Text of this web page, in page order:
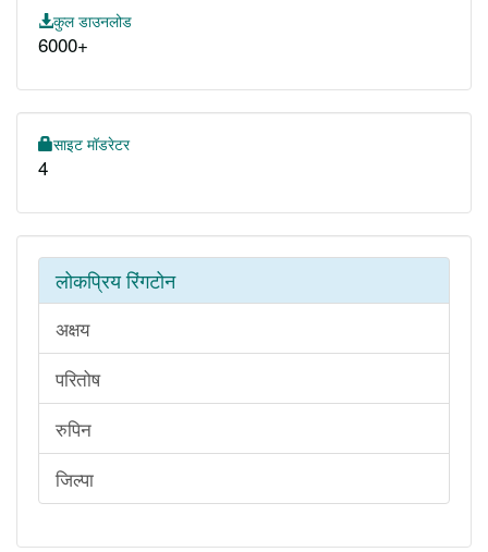
कुल डाउनलोड
6000+
साइट मॉडरेटर
4
लोकप्रिय रिंगटोन
अक्षय
परितोष
रुपिन
जिल्पा